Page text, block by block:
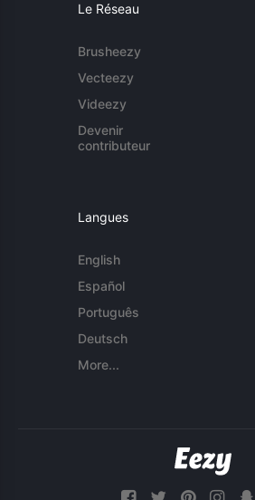
Le Réseau
Brusheezy
Vecteezy
Videezy
Devenir
contributeur
Langues
English
Español
Português
Deutsch
More...